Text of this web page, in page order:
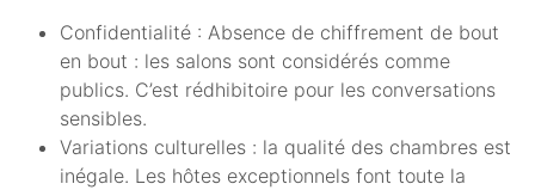
Confidentialité : Absence de chiffrement de bout
en bout : les salons sont considérés comme
publics. C’est rédhibitoire pour les conversations
sensibles.
Variations culturelles : la qualité des chambres est
inégale. Les hôtes exceptionnels font toute la